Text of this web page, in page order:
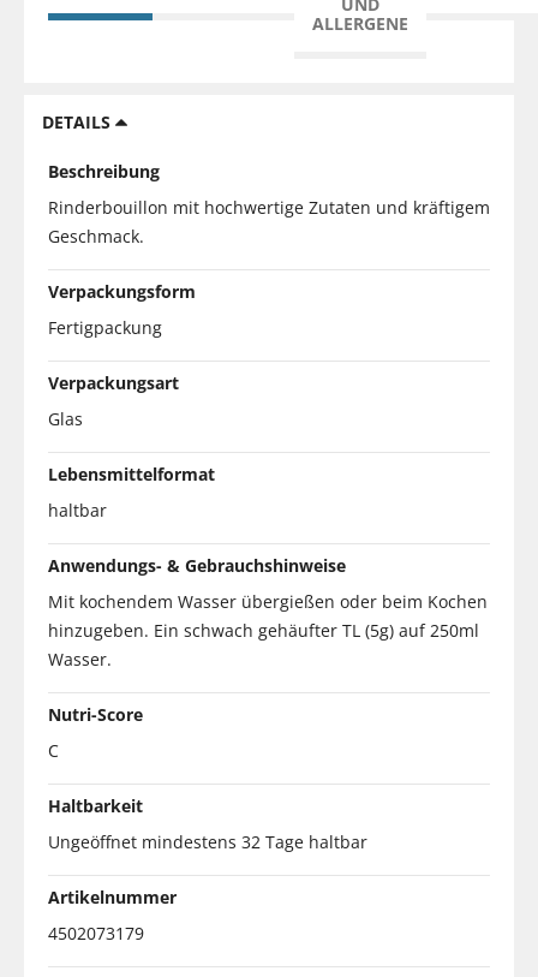
ALLERGENE
DETAILS
Beschreibung
Rinderbouillon mit hochwertige Zutaten und kräftigem
Geschmack.
Verpackungsform
Fertigpackung
Verpackungsart
Glas
Lebensmittelformat
haltbar
Anwendungs- & Gebrauchshinweise
Mit kochendem Wasser übergießen oder beim Kochen
hinzugeben. Ein schwach gehäufter TL (5g) auf 250ml
Wasser.
Nutri-Score
C
Haltbarkeit
Ungeöffnet mindestens 32 Tage haltbar
Artikelnummer
4502073179